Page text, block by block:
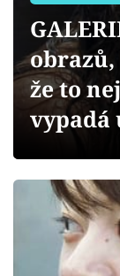
Videa
Sledujte
Sledujte nás
že to
vypadá